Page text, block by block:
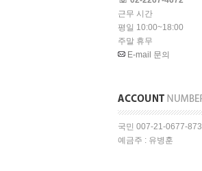
근무 시간
평일 10:00~18:00
주말 휴무
E-mail 문의
국민 007-21-0677-873
예금주 : 유병훈